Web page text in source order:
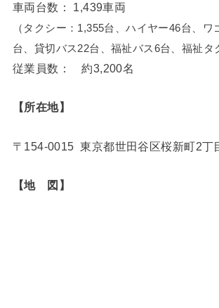
車両台数： 1,439車両
（タクシー：1,355台、ハイヤー46台、ワ
台、貸切バス22台、福祉バス6台、福祉タ
従業員数： 約3,200名
【所在地】
〒154-0015 東京都世田谷区桜新町2丁
【地 図】